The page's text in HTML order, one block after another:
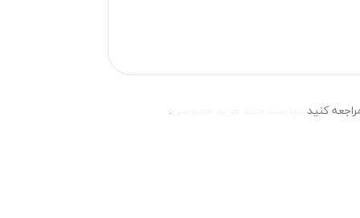
کنید .